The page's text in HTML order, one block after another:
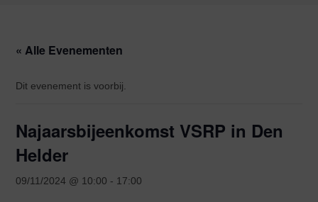
« Alle Evenementen
Dit evenement is voorbij.
Najaarsbijeenkomst VSRP in Den
Helder
09/11/2024 @ 10:00 - 17:00